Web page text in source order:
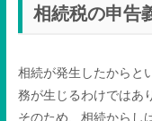
相続税の申告
相続が発生したからと
務が生じるわけではあ
そのため、相続からし